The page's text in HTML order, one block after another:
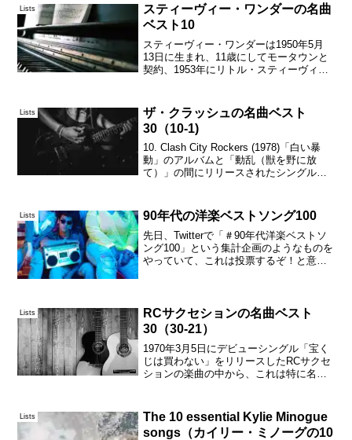
Lists
スティーヴィー・ワンダーの名曲
ベスト10
スティーヴィー・ワンダーは1950年5月
13日に生まれ、11歳にしてモータウンと
契約、1953年にリトル・スティーヴィ
「フィンガーティップス」がいずれも全
米チャートで...
Lists
ザ・クラッシュの名曲ベスト
30（10-1)
10. Clash City Rockers (1978)「白い暴
動」のアルバムと「動乱（獣を野に放
て）」の間にリリースされたシングル
ジナルアルバムにも収録されていな...
Lists 90年代の洋楽ベストソング100
先日、Twitterで「＃90年代洋楽ベストソ
ング100」という集計企画のようなものを
やっていて、これは投票するぞ！と意気
ストを...
Lists
RCサクセションの名曲ベスト
30（30-21）
1970年3月5日にデビューシングル「宝く
じは買わない」をリリースしたRCサクセ
ションの楽曲の中から、これは特に名曲
(1990)RCサクセションの19作目にして最
後...
Lists
The 10 essential Kylie Minogue
songs（カイリー・ミノーグの10